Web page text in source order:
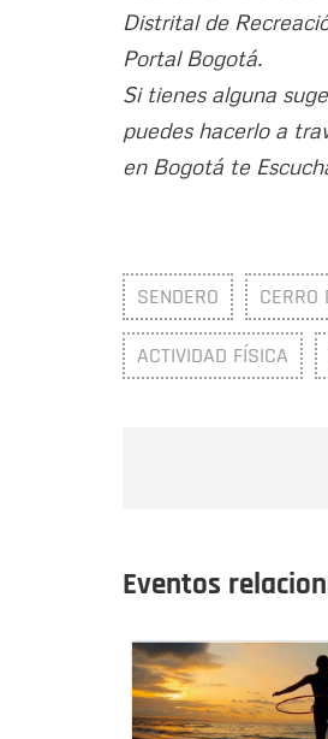
Distrital de
Portal Bogotá.
Si tienes alguna
puedes hacerlo a
en Bogotá te
SENDERO CERRO
ACTIVIDAD FÍSICA
Eventos